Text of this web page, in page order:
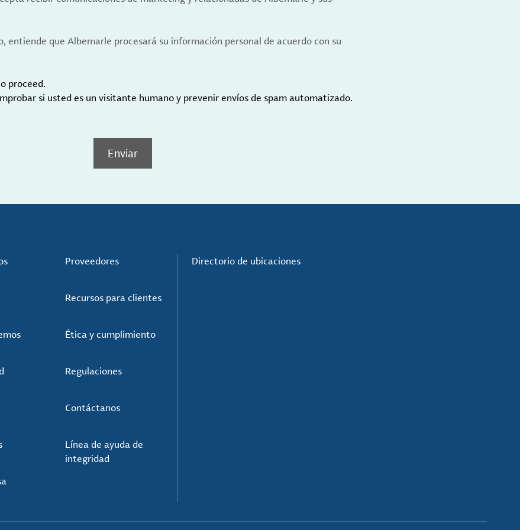
entiende que Albemarle procesará su información personal de acuerdo con su
proceed.
si usted es un visitante humano y prevenir envíos de spam automatizado.
Enviar
Proveedores
Recursos para clientes
Ética y cumplimiento
Regulaciones
Contáctanos
Línea de ayuda de
integridad
Directorio de ubicaciones